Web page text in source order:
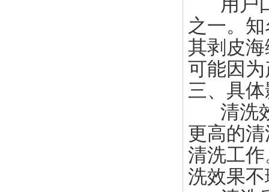
之一。
其剥皮
可能因
三、具
清洗效
更高的
清洗工
洗效果